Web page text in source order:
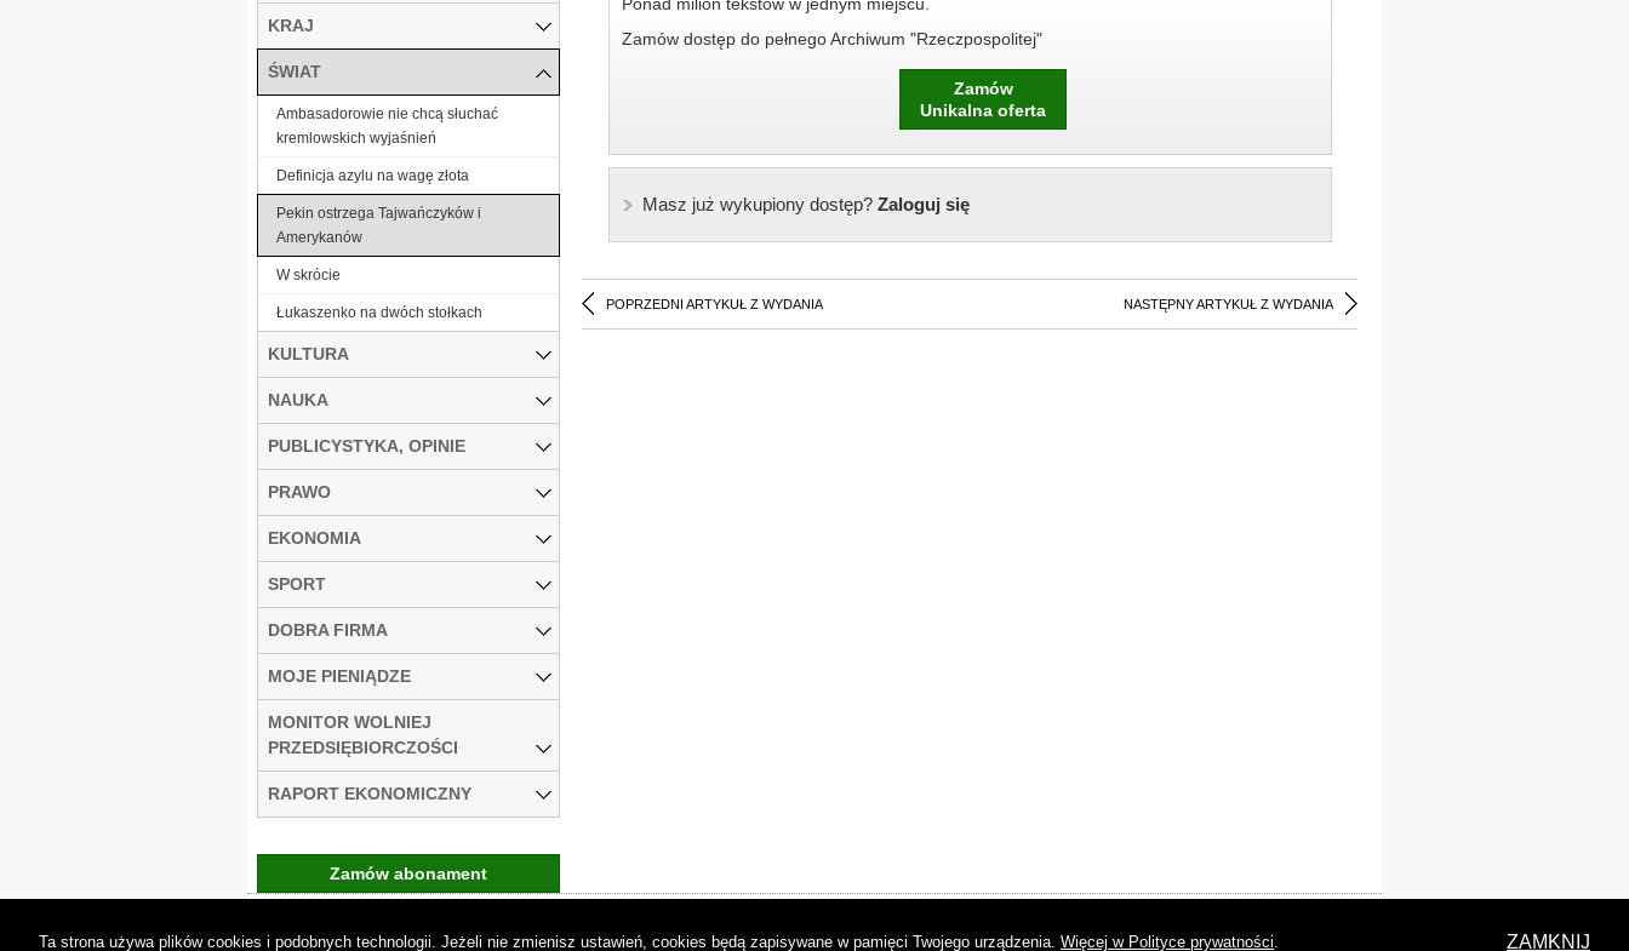
Zamów dostęp do pełnego Archiwum "Rzeczpospolitej"
Zamów
Unikalna oferta
Masz już wykupiony dostęp?Zaloguj się
POPRZEDNI ARTYKUŁ Z WYDANIA NASTĘPNY ARTYKUŁ Z WYDANIA
KRAJ
ŚWIAT
Ambasadorowie nie chcą słuchać
kremlowskich wyjaśnień
Definicja azylu na wagę złota
Pekin ostrzega Tajwańczyków i
Amerykanów
W skrócie
Łukaszenko na dwóch stołkach
KULTURA
NAUKA
PUBLICYSTYKA, OPINIE
PRAWO
EKONOMIA
SPORT
DOBRA FIRMA
MOJE PIENIĄDZE
MONITOR WOLNIEJ
PRZEDSIĘBIORCZOŚCI
RAPORT EKONOMICZNY
Zamów abonament
Ta strona używa plików cookies i podobnych technologii. Jeżeli nie zmienisz ustawień, cookies będą zapisywane w pamięci Twojego urządzenia. Więcej w Polityce prywatności. ZAMKNIJ